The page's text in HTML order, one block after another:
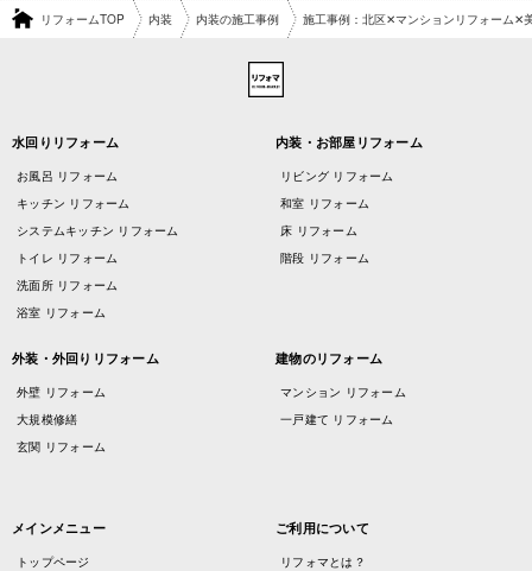
リフォームTOP 内装 内装の施工事例 施工事例：北区✕マンションリフォーム✕
水回りリフォーム
お風呂 リフォーム
キッチン リフォーム
システムキッチン リフォーム
トイレ リフォーム
洗面所 リフォーム
浴室 リフォーム
内装・お部屋リフォーム
リビング リフォーム
和室 リフォーム
床 リフォーム
階段 リフォーム
外装・外回りリフォーム
外壁 リフォーム
大規模修繕
玄関 リフォーム
建物のリフォーム
マンション リフォーム
一戸建て リフォーム
メインメニュー
トップページ
ご利用について
リフォマとは？